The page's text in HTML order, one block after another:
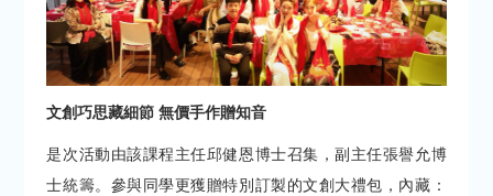
文創巧思藏細節 無價手作贈知音
是次活動由該課程主任邱健恩博士召集，副主任張譽允博
士統籌。參與同學更獲贈特別訂製的文創大禮包，內藏：